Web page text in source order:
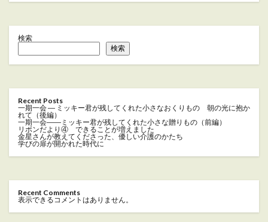
検索
検索
Recent Posts
一期一会 ― ミッキー君が残してくれた小さなおくりもの 朝の光に抱か
れて（後編）
一期一会――ミッキー君が残してくれた小さな贈りもの（前編）
リボンだより④ できることが増えました
金星さんが教えてくださった、優しい介護のかたち
学びの扉が開かれた時代に
Recent Comments
表示できるコメントはありません。